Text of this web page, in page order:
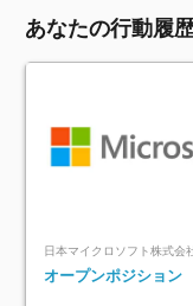
あなたの行動履
オープンポジション